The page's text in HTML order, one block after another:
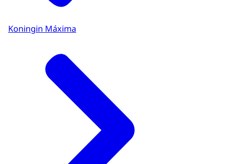
Koningin Máxima